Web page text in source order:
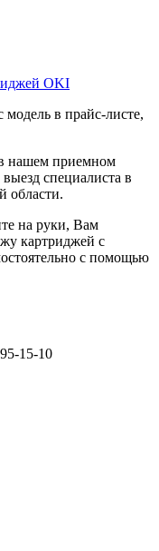
OKI
в прайс-листе,
нашем приемном
специалиста в
области.
на руки, Вам
картриджей с
с помощью
15-10